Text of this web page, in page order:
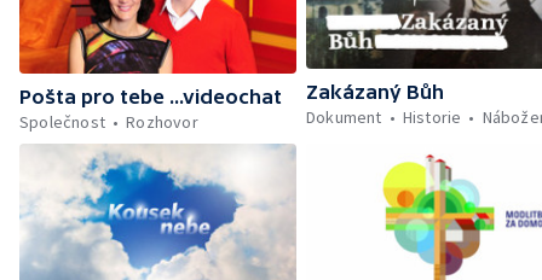
Pošta pro tebe ...videochat
Společnost
Rozhovor
Zakázaný Bůh
Dokument
Historie